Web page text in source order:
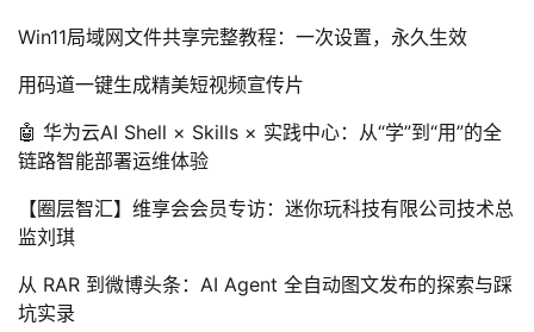
Win11局域网文件共享完整教程：一次设置，永久生效
用码道一键生成精美短视频宣传片
🤖 华为云AI Shell × Skills × 实践中心：从“学”到“用”的全
链路智能部署运维体验
【圈层智汇】维享会会员专访：迷你玩科技有限公司技术总
监刘琪
从 RAR 到微博头条：AI Agent 全自动图文发布的探索与踩
坑实录